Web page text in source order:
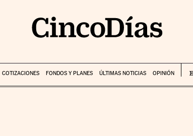
COTIZACIONES FONDOS Y PLANES ÚLTIMAS NOTICIAS OPINIÓN